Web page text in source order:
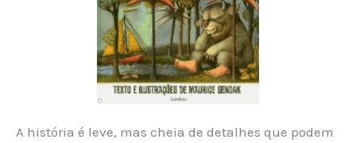
A história é leve, mas cheia de detalhes que podem